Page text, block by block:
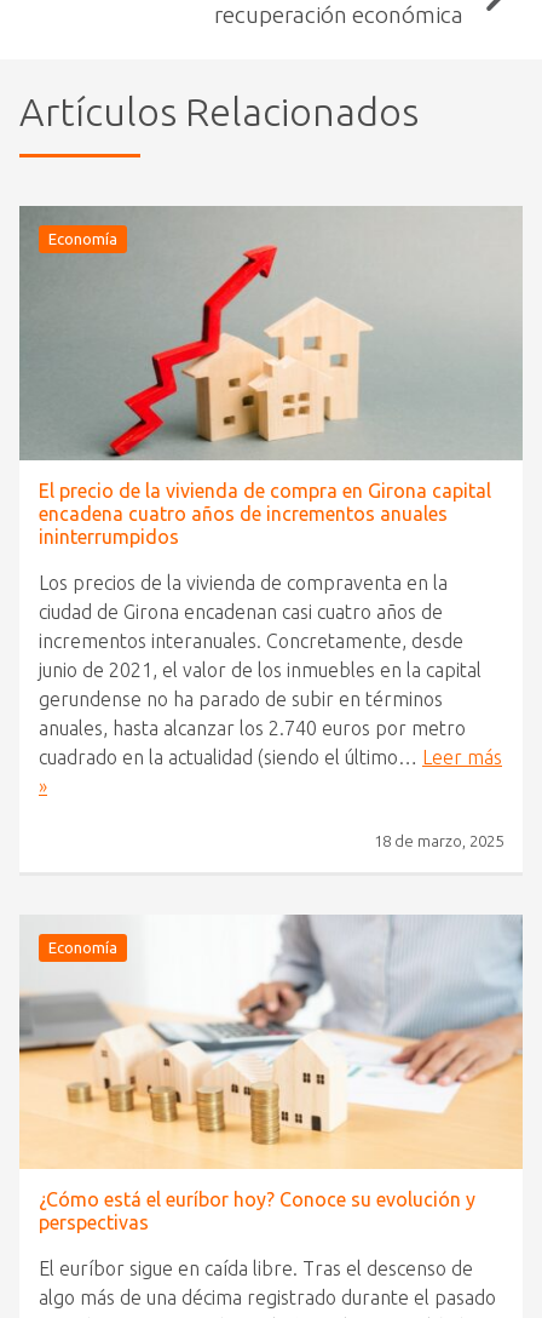
recuperación económica
Artículos Relacionados
Economía
El precio de la vivienda de compra en Girona capital
encadena cuatro años de incrementos anuales
ininterrumpidos
Los precios de la vivienda de compraventa en la
ciudad de Girona encadenan casi cuatro años de
incrementos interanuales. Concretamente, desde
junio de 2021, el valor de los inmuebles en la capital
gerundense no ha parado de subir en términos
anuales, hasta alcanzar los 2.740 euros por metro
cuadrado en la actualidad (siendo el último… Leer más
»
18 de marzo, 2025
Economía
¿Cómo está el euríbor hoy? Conoce su evolución y
perspectivas
El euríbor sigue en caída libre. Tras el descenso de
algo más de una décima registrado durante el pasado